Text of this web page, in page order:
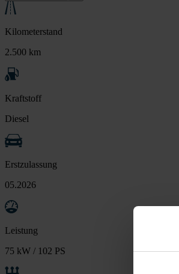
Kilometerstand
2.500 km
Kraftstoff
Diesel
Erstzulassung
05.2026
Leistung
75 kW / 102 PS